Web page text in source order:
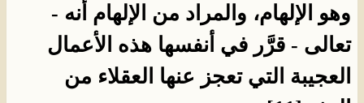
وهو الإلهام، والمراد من الإلهام أنه -
تعالى - قرَّر في أنفسها هذه الأعمال
العجيبة التي تعجز عنها العقلاء من